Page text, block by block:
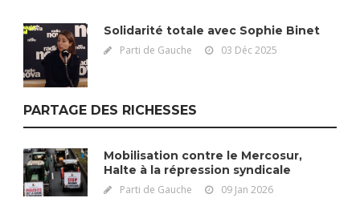
Solidarité totale avec Sophie Binet
Parti de Gauche 03 Déc 2025
PARTAGE DES RICHESSES
Mobilisation contre le Mercosur,
Halte à la répression syndicale
Parti de Gauche 09 Jan 2026